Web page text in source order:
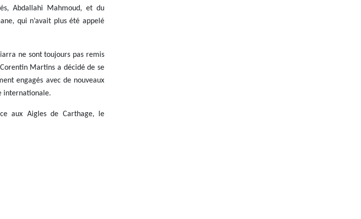
Abdallahi Mahmoud, et du
qui n’avait plus été appelé
ne sont toujours pas remis
Martins a décidé de se
engagés avec de nouveaux
internationale.
aux Aigles de Carthage, le